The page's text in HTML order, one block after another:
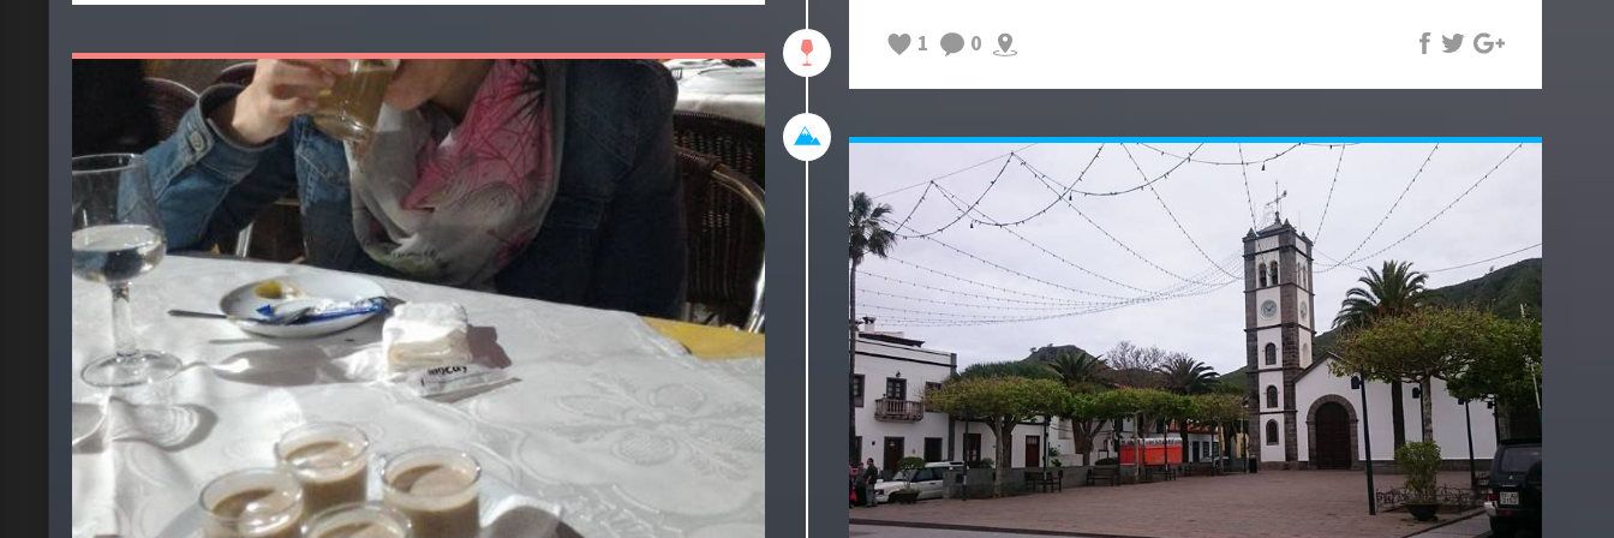
Señora de Africa qui malheureusement pour nous n'est ouvert que le
matin mais nous ne manquerons pas d'y revenir !!!
Direction ensuite le Palacio Insular (qui héberge les bureaux du
qui marque l'emplacement du Monumento de Los Caidos (dédié aux
morts des forces du général Franco pendant la guerre civile
Espagnole.
1
0